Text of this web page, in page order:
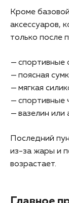
Кроме
аксессуаров,
только после
спортивные
поясная
мягкая
спортивные
вазелин
Последний
из-за жары и
возрастает.